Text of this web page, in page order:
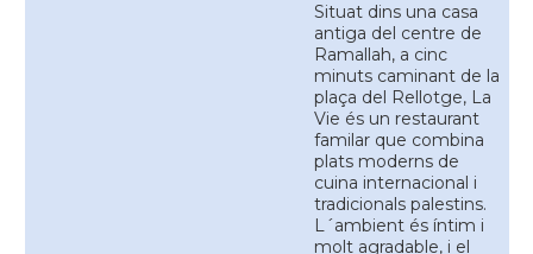
Situat dins una casa
antiga del centre de
Ramallah, a cinc
minuts caminant de la
plaça del Rellotge, La
Vie és un restaurant
familar que combina
plats moderns de
cuina internacional i
tradicionals palestins.
L´ambient és íntim i
molt agradable, i el